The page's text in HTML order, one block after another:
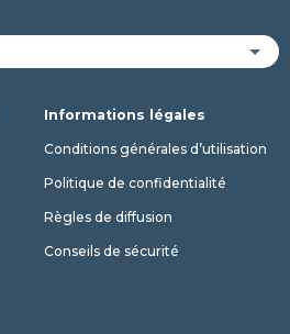
Informations légales
Conditions générales d’utilisation
Politique de confidentialité
Règles de diffusion
Conseils de sécurité